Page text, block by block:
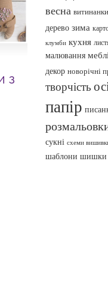
з
весна витинанки
дерево зима
клумби кухня
малювання
декор новорічні
творчість
папір
сукні схеми
шаблони шишки